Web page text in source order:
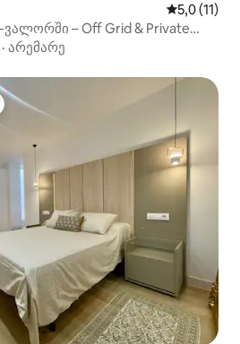
საშუალო
5,0 (11)
– Off Grid & Private
· არემარე
ვარიანტი